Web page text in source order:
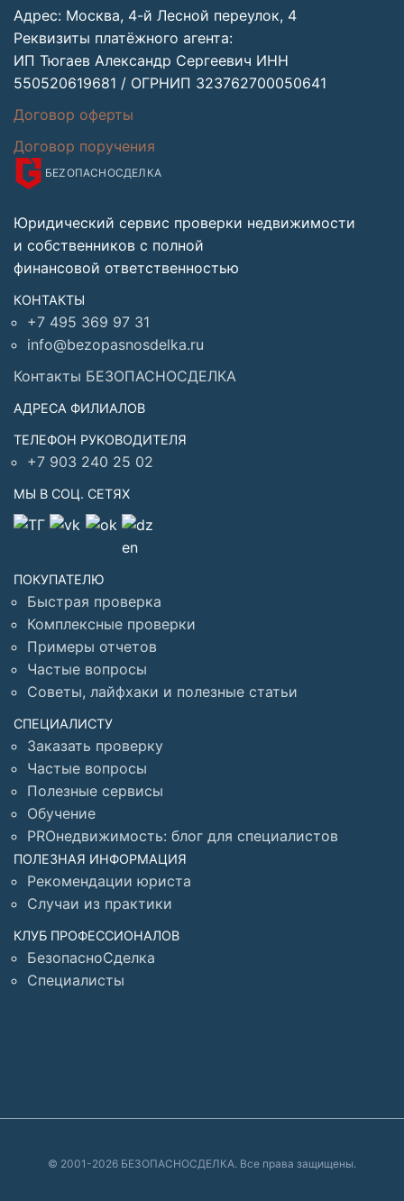
БЕZОПАСНОСДЕЛКА
Юридический сервис проверки недвижимости
и собственников с полной
финансовой ответственностью
КОНТАКТЫ
+7 495 369 97 31
info@bezopasnosdelka.ru
Контакты БЕЗОПАСНОСДЕЛКА
АДРЕСА ФИЛИАЛОВ
ТЕЛЕФОН РУКОВОДИТЕЛЯ
+7 903 240 25 02
МЫ В СОЦ. СЕТЯХ
ПОКУПАТЕЛЮ
Быстрая проверка
Комплексные проверки
Примеры отчетов
Частые вопросы
Советы, лайфхаки и полезные статьи
СПЕЦИАЛИСТУ
Заказать проверку
Частые вопросы
Полезные сервисы
Обучение
PROнедвижимость: блог для специалистов
ПОЛЕЗНАЯ ИНФОРМАЦИЯ
Рекомендации юриста
Случаи из практики
КЛУБ ПРОФЕССИОНАЛОВ
БезопасноСделка
Специалисты
Адрес: Москва, 4-й Лесной переулок, 4
Реквизиты платёжного агента:
ИП Тюгаев Александр Сергеевич ИНН
550520619681 / ОГРНИП 323762700050641
Договор оферты
Договор поручения
© 2001-2026 БЕЗОПАСНОСДЕЛКА. Все права защищены.